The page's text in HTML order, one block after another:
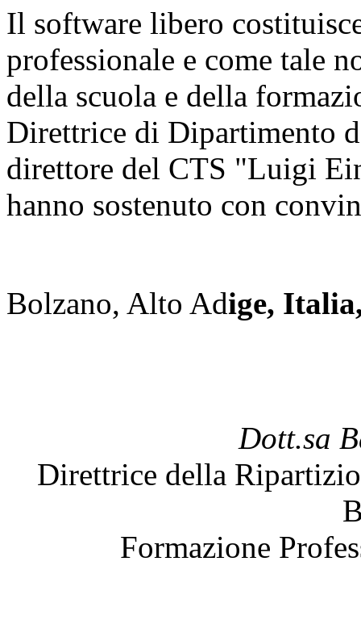
Il software libero
professionale e come tale
della scuola e della
Direttrice di Dipartimento
direttore del CTS "Luigi
hanno sostenuto con
Bolzano, Alto Adige,
Dott.sa
Direttrice della
Formazione